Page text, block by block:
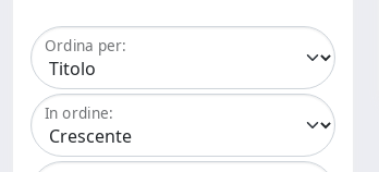
Ordina per:
In ordine: